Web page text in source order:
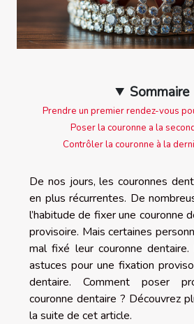
Sommaire
Prendre un premier rendez-vous
Poser la couronne a la
Contrôler la couronne à la
De nos jours, les couronnes
en plus récurrentes. De
l’habitude de fixer une couronne
provisoire. Mais certaines
mal fixé leur couronne
astuces pour une fixation
dentaire. Comment poser
couronne dentaire ? Découvrez
la suite de cet article.